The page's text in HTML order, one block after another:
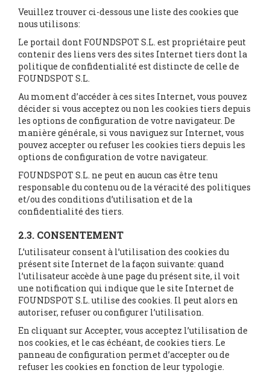
Veuillez trouver ci-dessous une liste des cookies que
nous utilisons:
Le portail dont FOUNDSPOT S.L. est propriétaire peut
contenir des liens vers des sites Internet tiers dont la
politique de confidentialité est distincte de celle de
FOUNDSPOT S.L.
Au moment d’accéder à ces sites Internet, vous pouvez
décider si vous acceptez ou non les cookies tiers depuis
les options de configuration de votre navigateur. De
manière générale, si vous naviguez sur Internet, vous
pouvez accepter ou refuser les cookies tiers depuis les
options de configuration de votre navigateur.
FOUNDSPOT S.L. ne peut en aucun cas être tenu
responsable du contenu ou de la véracité des politiques
et/ou des conditions d’utilisation et de la
confidentialité des tiers.
2.3. CONSENTEMENT
L’utilisateur consent à l’utilisation des cookies du
présent site Internet de la façon suivante: quand
l’utilisateur accède à une page du présent site, il voit
une notification qui indique que le site Internet de
FOUNDSPOT S.L. utilise des cookies. Il peut alors en
autoriser, refuser ou configurer l’utilisation.
En cliquant sur Accepter, vous acceptez l’utilisation de
nos cookies, et le cas échéant, de cookies tiers. Le
panneau de configuration permet d’accepter ou de
refuser les cookies en fonction de leur typologie.